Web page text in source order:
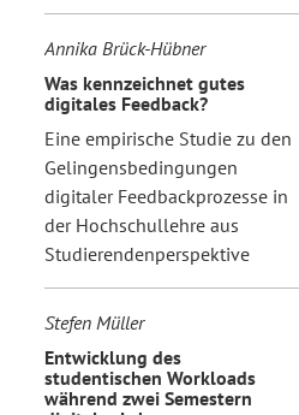
Annika Brück-Hübner
Was kennzeichnet gutes
digitales Feedback?
Eine empirische Studie zu den
Gelingensbedingungen
digitaler Feedbackprozesse in
der Hochschullehre aus
Studierendenperspektive
Stefen Müller
Entwicklung des
studentischen Workloads
während zwei Semestern